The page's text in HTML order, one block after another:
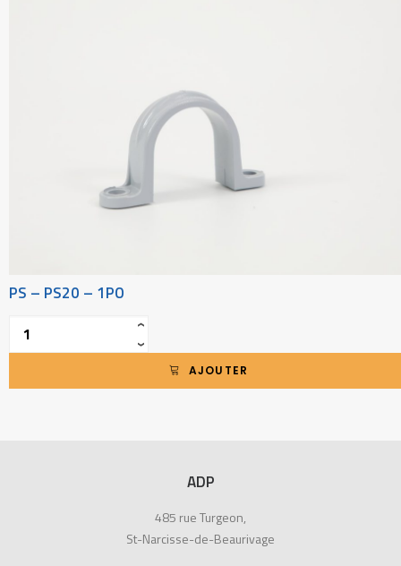
PS – PS20 – 1PO
‹
›
AJOUTER
ADP
485 rue Turgeon,
St-Narcisse-de-Beaurivage